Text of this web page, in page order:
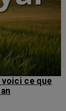
voici ce que